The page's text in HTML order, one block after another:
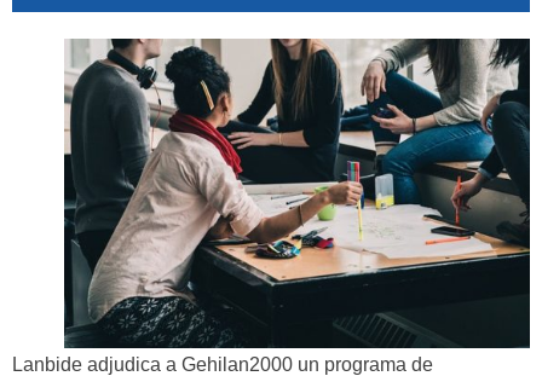
Lanbide adjudica a Gehilan2000 un programa de